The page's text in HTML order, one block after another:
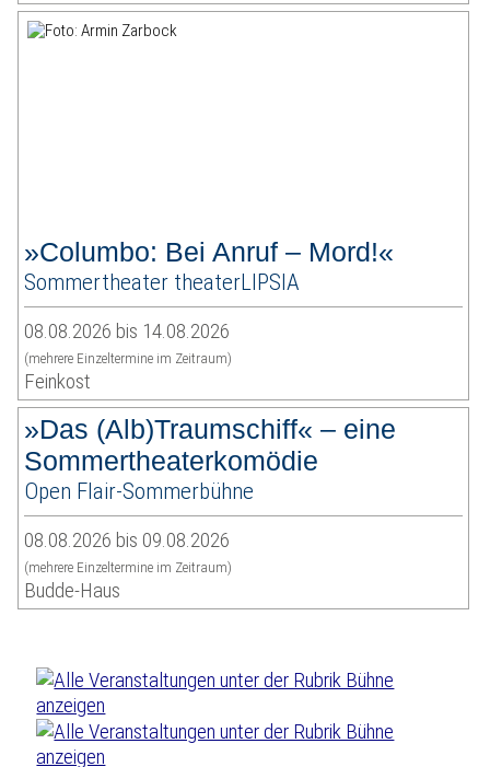
»Columbo: Bei Anruf – Mord!«
Sommertheater theaterLIPSIA
08.08.2026 bis 14.08.2026
(mehrere Einzeltermine im Zeitraum)
Feinkost
»Das (Alb)Traumschiff« – eine
Sommertheaterkomödie
Open Flair-Sommerbühne
08.08.2026 bis 09.08.2026
(mehrere Einzeltermine im Zeitraum)
Budde-Haus